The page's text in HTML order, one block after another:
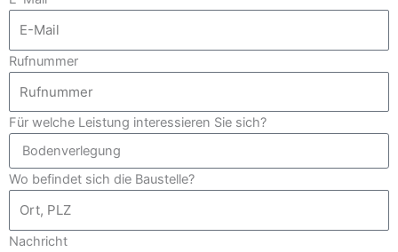
Rufnummer
Für welche Leistung interessieren Sie sich?
Wo befindet sich die Baustelle?
Nachricht